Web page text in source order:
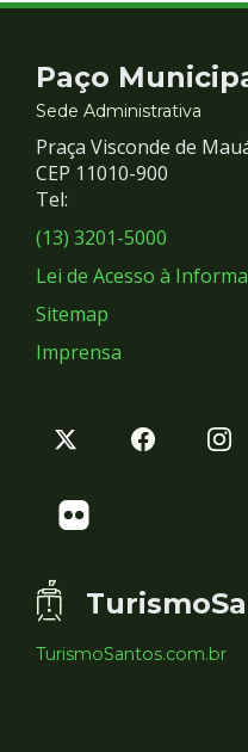
Contato
e
Redes
Sociais
Paço
Sede Administrativa
Praça Visconde de
CEP 11010-900
Tel:
(13) 3201-5000
Lei de Acesso à
Sitemap
Imprensa
TurismoSantos.com.br